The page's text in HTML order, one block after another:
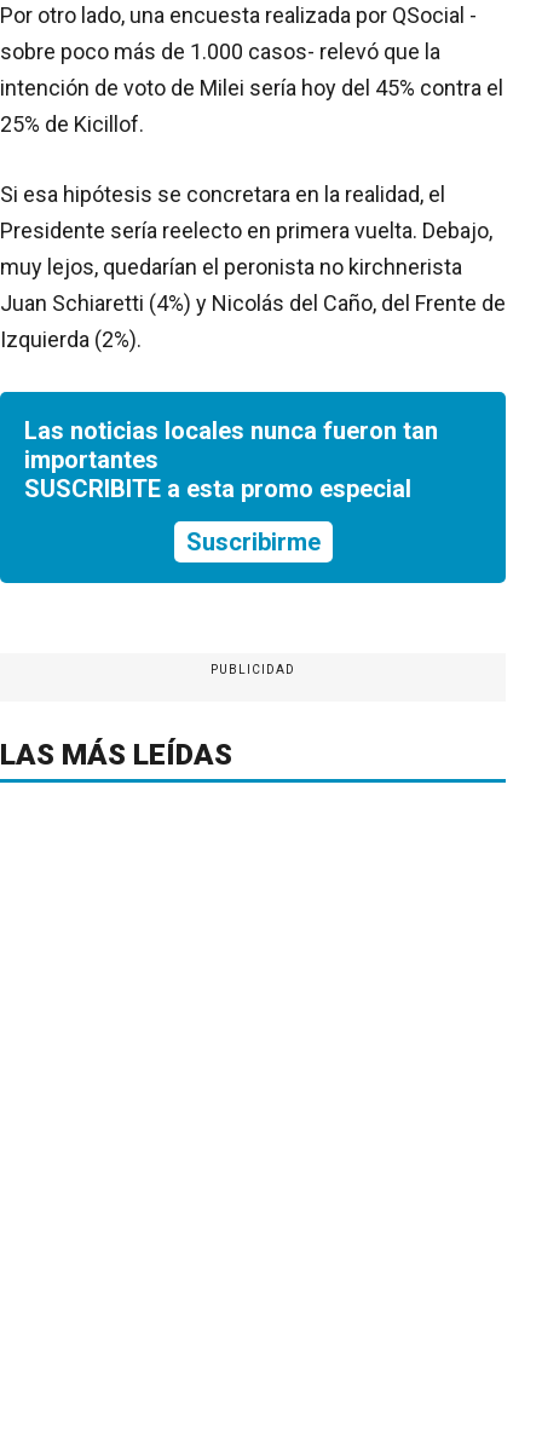
Por otro lado, una encuesta realizada por QSocial -
sobre poco más de 1.000 casos- relevó que la
intención de voto de Milei sería hoy del 45% contra el
25% de Kicillof.
Si esa hipótesis se concretara en la realidad, el
Presidente sería reelecto en primera vuelta. Debajo,
muy lejos, quedarían el peronista no kirchnerista
Juan Schiaretti (4%) y Nicolás del Caño, del Frente de
Izquierda (2%).
Las noticias locales nunca fueron tan
importantes
SUSCRIBITE a esta promo especial
Suscribirme
PUBLICIDAD
LAS MÁS LEÍDAS